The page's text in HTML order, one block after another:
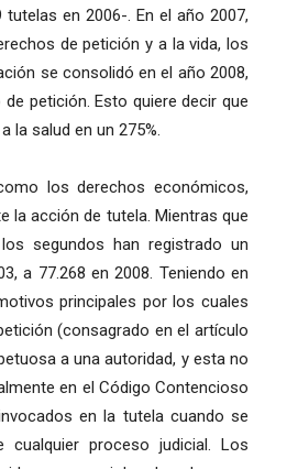
en 2006-. En el año 2007,
de petición y a la vida, los
se consolidó en el año 2008,
petición. Esto quiere decir que
la salud en un 275%.
los derechos económicos,
la acción de tutela. Mientras que
segundos han registrado un
a 77.268 en 2008. Teniendo en
principales por los cuales
(consagrado en el artículo
a una autoridad, y esta no
en el Código Contencioso
en la tutela cuando se
proceso judicial. Los